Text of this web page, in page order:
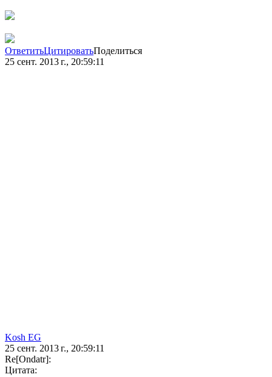
ОтветитьЦитироватьПоделиться
25 сент. 2013 г., 20:59:11
Kosh EG
25 сент. 2013 г., 20:59:11
Re[Ondatr]:
Цитата: